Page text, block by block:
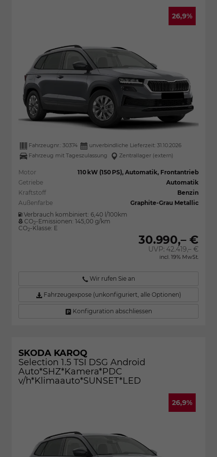
26,9%
Fahrzeugnr.: 30374 unverbindliche Lieferzeit: 31.10.2026
Fahrzeug mit Tageszulassung
Zentrallager (extern)
Motor
110 kW (150 PS), Automatik, Frontantrieb
Getriebe
Automatik
Kraftstoff
Benzin
Außenfarbe
Graphite-Grau Metallic
Verbrauch kombiniert: 6,40 l/100km
CO2-Emissionen: 145,00 g/km
CO2-Klasse: E
30.990,– €
UVP: 42.419,– €
incl. 19% MwSt.
Wir rufen Sie an
Fahrzeugexpose (unkonfiguriert, alle Optionen)
Konfiguration abschliessen
SKODA KAROQ
Selection 1.5 TSI DSG Android
Auto*SHZ*Kamera*PDC
v/h*Klimaauto*SUNSET*LED
26,9%